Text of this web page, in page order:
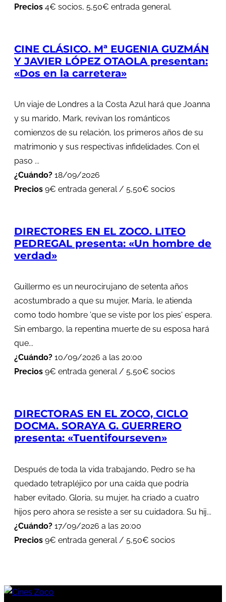
Precios 4€ socios, 5,50€ entrada general.
CINE CLÁSICO. Mª EUGENIA GUZMÁN
Y JAVIER LÓPEZ OTAOLA presentan:
«Dos en la carretera»
Un viaje de Londres a la Costa Azul hará que Joanna
y su marido, Mark, revivan los románticos
comienzos de su relación, los primeros años de su
matrimonio y sus respectivas infidelidades. Con el
paso ...
¿Cuándo? 18/09/2026
Precios 9€ entrada general / 5,50€ socios
DIRECTORES EN EL ZOCO. LITEO
PEDREGAL presenta: «Un hombre de
verdad»
Guillermo es un neurocirujano de setenta años
acostumbrado a que su mujer, María, le atienda
como todo hombre 'que se viste por los pies' espera.
Sin embargo, la repentina muerte de su esposa hará
que...
¿Cuándo? 10/09/2026 a las 20:00
Precios 9€ entrada general / 5,50€ socios
DIRECTORAS EN EL ZOCO, CICLO
DOCMA. SORAYA G. GUERRERO
presenta: «Tuentifourseven»
Después de toda la vida trabajando, Pedro se ha
quedado tetrapléjico por una caída que podría
haber evitado. Gloria, su mujer, ha criado a cuatro
hijos pero ahora se resiste a ser su cuidadora. Su hij...
¿Cuándo? 17/09/2026 a las 20:00
Precios 9€ entrada general / 5,50€ socios